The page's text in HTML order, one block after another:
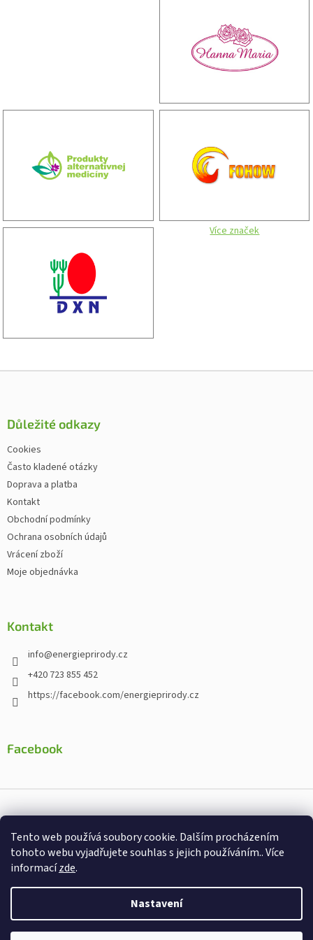
Tento web používá soubory cookie. Dalším procházením
tohoto webu vyjadřujete souhlas s jejich používáním.. Více
informacízde.
Nastavení
Více značek
Zápatí
Důležité odkazy
Cookies
Často kladené otázky
Doprava a platba
Kontakt
Obchodní podmínky
Ochrana osobních údajů
Vrácení zboží
Moje objednávka
Kontakt
info@energieprirody.cz
+420 723 855 452
https://facebook.com/energieprirody.cz
Facebook
Nakodoval:Štefan Mazáň
doplňky stravy. Všechna práva vyhrazena.